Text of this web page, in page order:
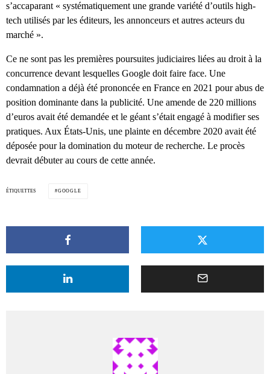
s’accaparant « systématiquement une grande variété d’outils high-
tech utilisés par les éditeurs, les annonceurs et autres acteurs du
marché ».
Ce ne sont pas les premières poursuites judiciaires liées au droit à la
concurrence devant lesquelles Google doit faire face. Une
condamnation a déjà été prononcée en France en 2021 pour abus de
position dominante dans la publicité. Une amende de 220 millions
d’euros avait été demandée et le géant s’était engagé à modifier ses
pratiques. Aux États-Unis, une plainte en décembre 2020 avait été
déposée pour la domination du moteur de recherche. Le procès
devrait débuter au cours de cette année.
ÉTIQUETTES GOOGLE